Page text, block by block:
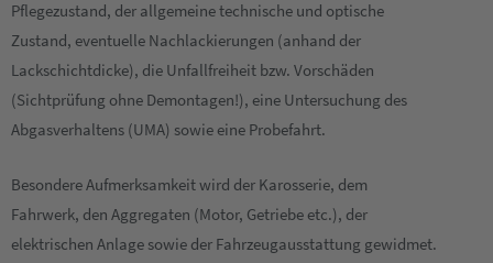
Pflegezustand, der allgemeine technische und optische
Zustand, eventuelle Nachlackierungen (anhand der
Lackschichtdicke), die Unfallfreiheit bzw. Vorschäden
(Sichtprüfung ohne Demontagen!), eine Untersuchung des
Abgasverhaltens (UMA) sowie eine Probefahrt.
Besondere Aufmerksamkeit wird der Karosserie, dem
Fahrwerk, den Aggregaten (Motor, Getriebe etc.), der
elektrischen Anlage sowie der Fahrzeugausstattung gewidmet.